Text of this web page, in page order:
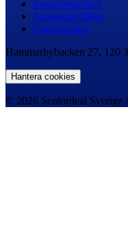
Integritetspolicy
Användarvillkor
Cookiepolicy
Hammarbybacken 27, 120
Hantera cookies
© 2026 Seniordeal Sverige